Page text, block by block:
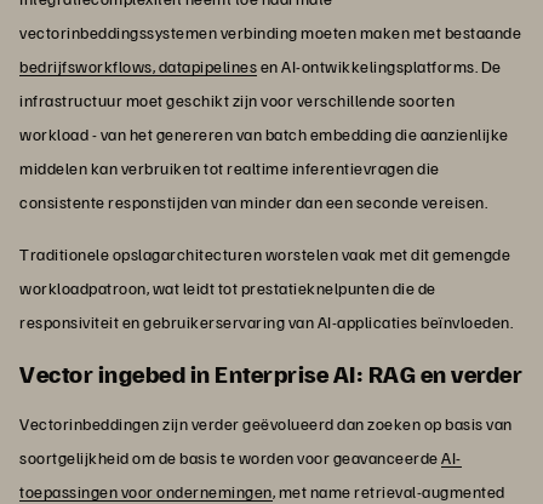
vectorinbeddingssystemen verbinding moeten maken met bestaande
bedrijfsworkflows, datapipelinesen AI-ontwikkelingsplatforms. De
infrastructuur moet geschikt zijn voor verschillende soorten
workload - van het genereren van batch embedding die aanzienlijke
middelen kan verbruiken tot realtime inferentievragen die
consistente responstijden van minder dan een seconde vereisen.
Traditionele opslagarchitecturen worstelen vaak met dit gemengde
workloadpatroon, wat leidt tot prestatieknelpunten die de
responsiviteit en gebruikerservaring van AI-applicaties beïnvloeden.
Vector ingebed in Enterprise AI: RAG en verder
Vectorinbeddingen zijn verder geëvolueerd dan zoeken op basis van
soortgelijkheid om de basis te worden voor geavanceerdeAI-
toepassingen voor ondernemingen, met name retrieval-augmented